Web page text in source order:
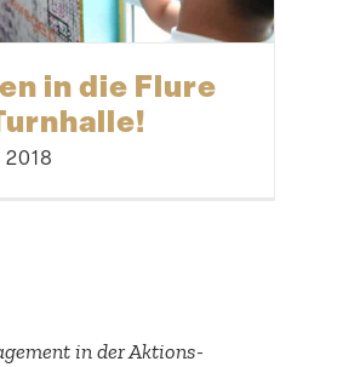
in die Flure
2018
in der Aktions­